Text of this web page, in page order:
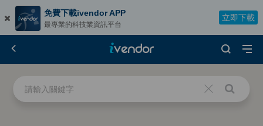
免費下載ivendor APP
最專業的科技業資訊平台
立即下載